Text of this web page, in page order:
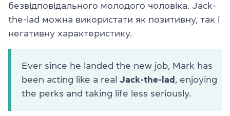
безвідповідального молодого чоловіка. Jack-
the-lad можна використати як позитивну, так і
негативну характеристику.
Ever since he landed the new job, Mark has
been acting like a real Jack-the-lad
, enjoying
the perks and taking life less seriously.